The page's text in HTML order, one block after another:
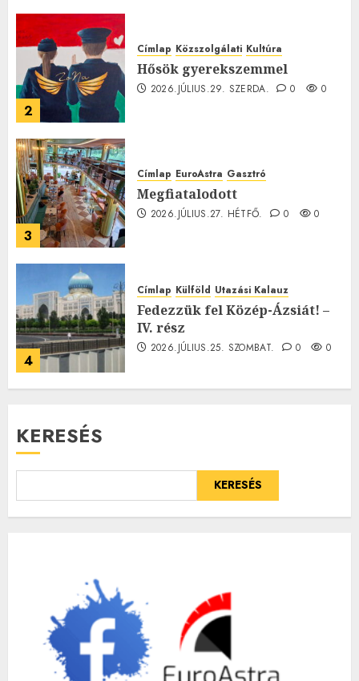
2
Címlap Közszolgálati Kultúra
Hősök gyerekszemmel
2026.JÚLIUS.29. SZERDA. 0 0
3
Címlap EuroAstra Gasztró
Megfiatalodott
2026.JÚLIUS.27. HÉTFŐ. 0 0
4
Címlap Külföld Utazási Kalauz
Fedezzük fel Közép-Ázsiát! –
IV. rész
2026.JÚLIUS.25. SZOMBAT. 0 0
KERESÉS
KERESÉS